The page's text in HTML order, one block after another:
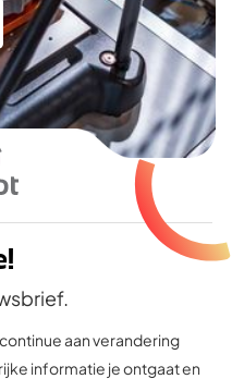
aan verandering
informatie je ontgaat en